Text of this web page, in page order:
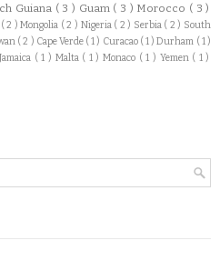
Guiana ( 3 ) Guam ( 3 ) Morocco ( 3 )
( 2 )Mongolia ( 2 ) Nigeria ( 2 ) Serbia ( 2 ) South
( 2 ) Cape Verde ( 1 ) Curacao ( 1 )Durham ( 1 )
Jamaica ( 1 ) Malta ( 1 )Monaco ( 1 ) Yemen ( 1 )